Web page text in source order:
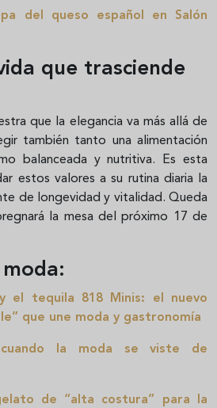
del queso español en Salón
que trasciende
que la elegancia va más allá de
también tanto una alimentación
balanceada y nutritiva. Es esta
estos valores a su rutina diaria la
de longevidad y vitalidad. Queda
la mesa del próximo 17 de
el tequila 818 Minis: el nuevo
que une moda y gastronomía
cuando la moda se viste de
de “alta costura” para la